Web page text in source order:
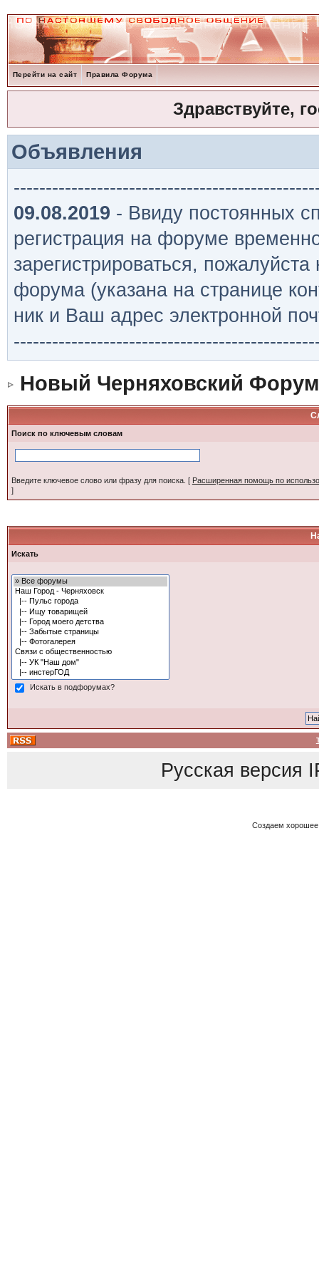
Перейти на сайт Правила Форума
Здравствуйте,
Объявления
09.08.2019 - Ввиду постоянных
регистрация на форуме
зарегистрироваться,
форума (указана на странице
ник и Ваш адрес электронной
Новый Черняховский Форум
Поиск по ключевым словам
Введите ключевое слово или фразу для поиска. [ Расширенная помощь по
]
Искать
Искать в подфорумах?
Русская версия
Создаем